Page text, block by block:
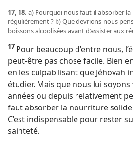
17, 18. a) Pourquoi nous faut-​il absorber
régulièrement ? b) Que devrions-​nous
boissons alcoolisées avant d’assister aux
17 Pour beaucoup d’entre nous,
peut-être pas chose facile. Bien
en les culpabilisant que Jéhovah
étudier. Mais que nous lui soyons
années ou depuis relativement
faut absorber la nourriture
C’est indispensable pour rester
sainteté.